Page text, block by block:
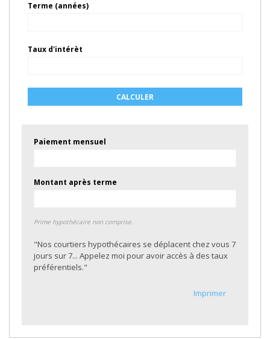
Terme (années)
Taux d'intérèt
CALCULER
Paiement mensuel
Montant après terme
Prime hypothécaire non comprise.
"Nos courtiers hypothécaires se déplacent chez vous 7
jours sur 7... Appelez moi pour avoir accès à des taux
préférentiels."
Imprimer